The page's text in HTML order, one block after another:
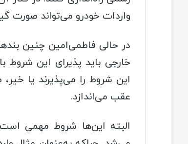
واردات خودرو می‌تواند صورت
در حالی فاطمی‌امین چنین
خارجی باید پذیرای این شروط
این شروط را می‌پذیرند یا
عقب می‌اندازد.
البته این‌ها شروط مهمی